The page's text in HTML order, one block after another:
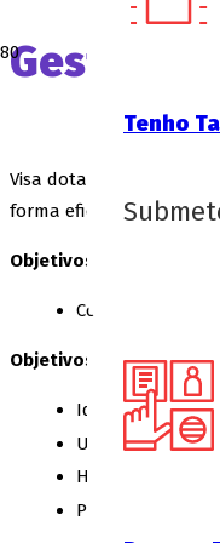
Tenho
Gestão de
Visa dotar os
forma eficaz.
Objetivos Gerais:
Conhecer as
Objetivos Específicos:
Identificar os
Utilizar os
Homogeneizar a
Planear e